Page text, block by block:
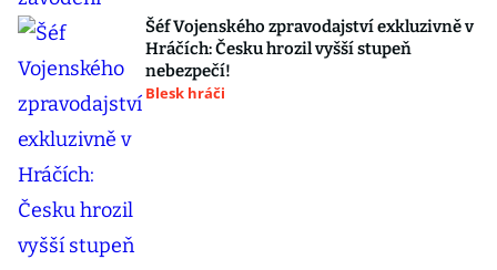
Šéf Vojenského zpravodajství exkluzivně v
Hráčích: Česku hrozil vyšší stupeň
nebezpečí!
Blesk hráči